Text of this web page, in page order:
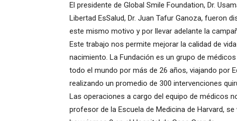
El presidente de Global Smile Foundation, Dr.
Libertad EsSalud, Dr. Juan Tafur Ganoza, fueron
este mismo motivo y por llevar adelante la
Este trabajo nos permite mejorar la calidad de
nacimiento. La Fundación es un grupo de
todo el mundo por más de 26 años, viajando por
realizando un promedio de 300 intervenciones
Las operaciones a cargo del equipo de médicos
profesor de la Escuela de Medicina de Harvard,